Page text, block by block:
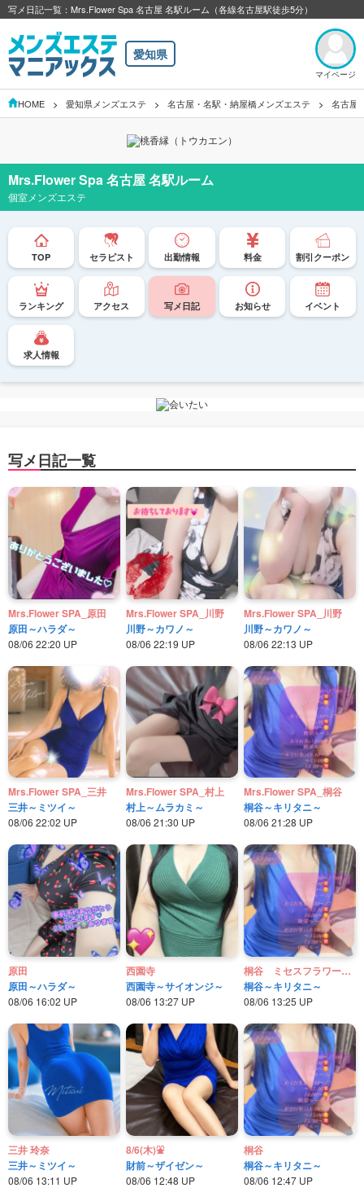
写メ日記一覧：Mrs.Flower Spa 名古屋 名駅ルーム（各線名古屋駅徒歩5分）
愛知県
マイページ
HOME 愛知県メンズエステ 名古屋・名駅・納屋橋メンズエステ 名古屋
Mrs.Flower Spa 名古屋 名駅ルーム
個室メンズエステ
TOP セラピスト 出勤情報 料金 割引クーポン
ランキング アクセス 写メ日記 お知らせ イベント
求人情報
写メ日記一覧
Mrs.Flower SPA_原田
原田～ハラダ～
08/06 22:20 UP
Mrs.Flower SPA_川野
川野～カワノ～
08/06 22:19 UP
Mrs.Flower SPA_川野
川野～カワノ～
08/06 22:13 UP
Mrs.Flower SPA_三井
三井～ミツイ～
08/06 22:02 UP
Mrs.Flower SPA_村上
村上～ムラカミ～
08/06 21:30 UP
Mrs.Flower SPA_桐谷
桐谷～キリタニ～
08/06 21:28 UP
原田
原田～ハラダ～
08/06 16:02 UP
西園寺
西園寺～サイオンジ～
08/06 13:27 UP
桐谷 ミセスフラワースパ
桐谷～キリタニ～
08/06 13:25 UP
三井 玲奈
三井～ミツイ～
08/06 13:11 UP
8/6(木)⛲️
財前～ザイゼン～
08/06 12:48 UP
桐谷
桐谷～キリタニ～
08/06 12:47 UP